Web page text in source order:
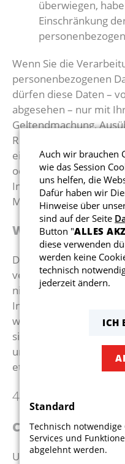
überwiegen,
Einschränkung
Wenn Sie die
personenbezogenen
dürfen diese Daten –
abgesehen – nur mit
Geltendmachung,
Rechtsansprüchen
einer anderen
oder aus Gründen
Interesses der
Mitgliedstaats
WIDERSPRUCH
Der Nutzung von im
veröffentlichten
nicht ausdrücklich
widersprochen. Die
sich ausdrücklich
unverlangten
etwa durch Spam-E-
4. Datenerfassung
COOKIES
Unsere Internetseiten
Auch wir brauchen
wie das Session
uns helfen, die
Dafür haben wir
Hinweise über
sind auf der Seite
Button "ALLES
diese verwenden
werden keine
technisch
jederzeit ändern.
ICH
Standard
Technisch notwendige
Services und
abgelehnt werden.